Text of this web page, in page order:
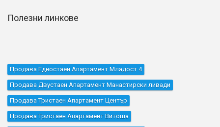
Полезни линкове
Продава Едностаен Апартамент Младост 4
Продава Двустаен Апартамент Манастирски ливади
Продава Тристаен Апартамент Център
Продава Тристаен Апартамент Витоша